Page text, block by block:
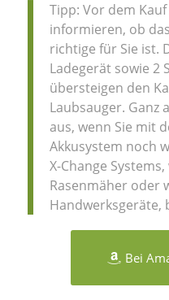
Tipp: Vor dem
informieren, ob
richtige für Sie ist.
Ladegerät sowie 2
übersteigen den
Laubsauger. Ganz
aus, wenn Sie mit
Akkusystem noch
X-Change
Rasenmäher oder
Handwerksgeräte,
Bei